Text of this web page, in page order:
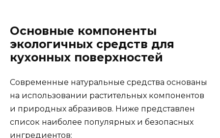
Основные компоненты
экологичных средств для
кухонных поверхностей
Современные натуральные средства основаны
на использовании растительных компонентов
и природных абразивов. Ниже представлен
список наиболее популярных и безопасных
ингредиентов: